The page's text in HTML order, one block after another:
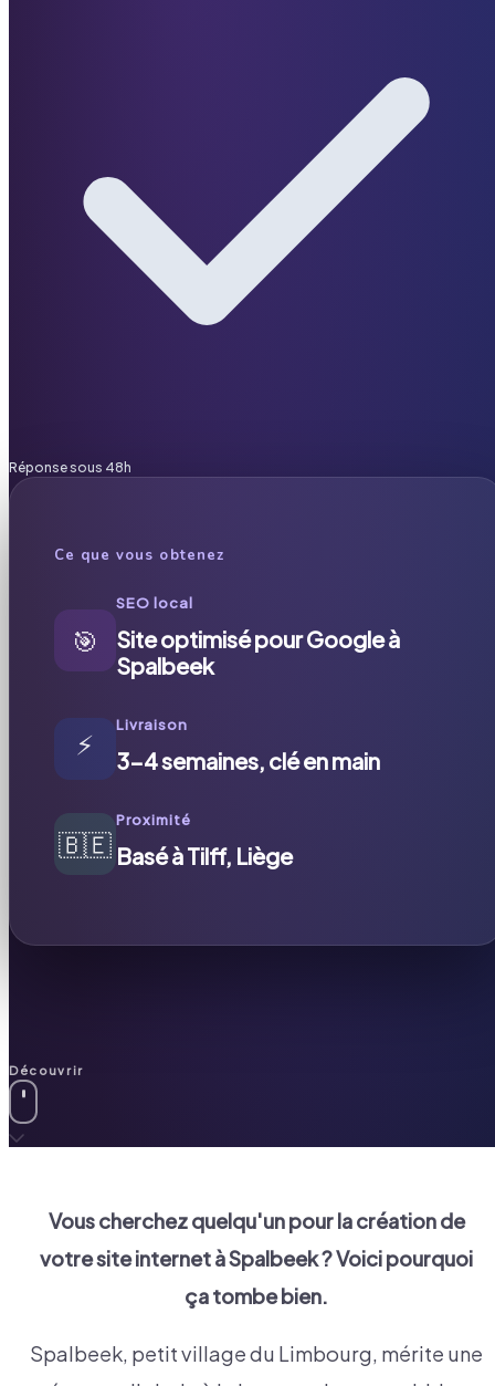
Réponse sous 48h
Ce que vous obtenez
🎯
SEO local
Site optimisé pour Google à
Spalbeek
⚡
Livraison
3-4 semaines, clé en main
🇧🇪
Proximité
Basé à Tilff, Liège
Découvrir
Vous cherchez quelqu'un pour la création de
votre site internet àSpalbeek? Voici pourquoi
ça tombe bien.
Spalbeek, petit village du Limbourg, mérite une